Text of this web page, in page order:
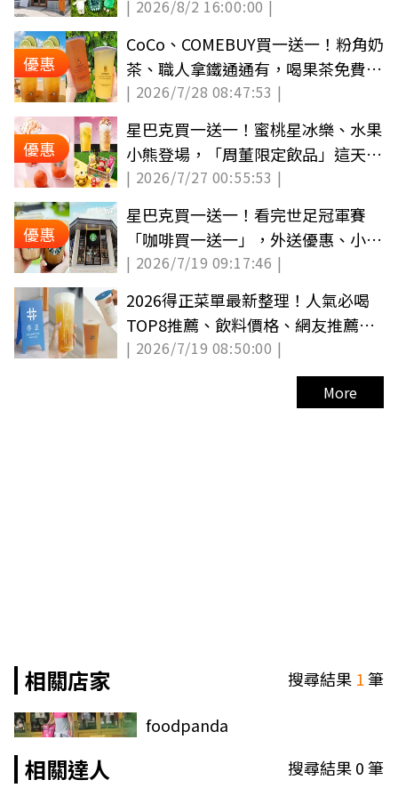
小熊
| 2026/8/2 16:00:00 |
優惠
CoCo、COMEBUY買一送一！粉角奶
茶、職人拿鐵通通有，喝果茶免費送
面膜
| 2026/7/28 08:47:53 |
優惠
星巴克買一送一！蜜桃星冰樂、水果
小熊登場，「周董限定飲品」這天開
喝
| 2026/7/27 00:55:53 |
優惠
星巴克買一送一！看完世足冠軍賽
「咖啡買一送一」，外送優惠、小熊
盲盒整理
| 2026/7/19 09:17:46 |
2026得正菜單最新整理！人氣必喝
TOP8推薦、飲料價格、網友推薦與
全台門市
| 2026/7/19 08:50:00 |
More
相關店家 搜尋結果 1筆
foodpanda
相關達人 搜尋結果0筆